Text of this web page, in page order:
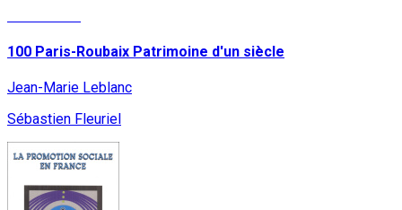
100 Paris-Roubaix Patrimoine d'un siècle
Jean-Marie Leblanc
Sébastien Fleuriel